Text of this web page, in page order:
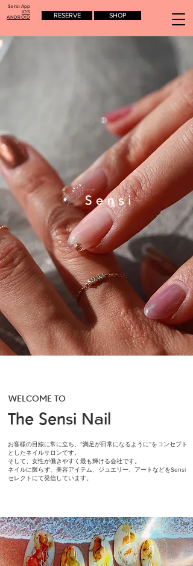
SHOP
Sensi App
IOS
ANDROID
RESERVE
WELCOME TO
The Sensi Nail
お客様の目線に常に立ち、’'満足が日常になるように’’をコンセプト
としたネイルサロンです。
そして、女性が働きやすく最も輝ける会社です。
ネイルに限らず、美容アイテム、ジュエリー、アートなどをSensi
セレクトにて発信しています。